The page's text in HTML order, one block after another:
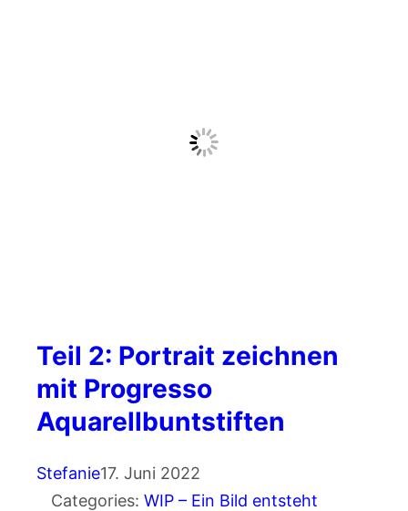
Teil 2: Portrait zeichnen
mit Progresso
Aquarellbuntstiften
Stefanie17. Juni 2022
Categories: WIP – Ein Bild entsteht